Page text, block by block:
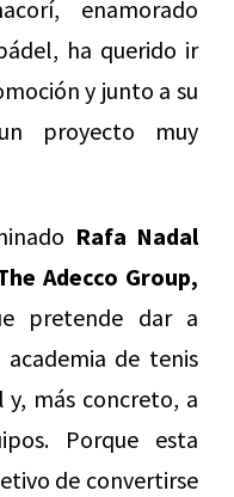
enamorado
ha querido ir
y junto a su
proyecto muy
Rafa Nadal
Adecco Group,
pretende dar a
de tenis
más concreto, a
Porque esta
de convertirse